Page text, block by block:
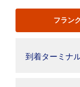
フラン
到着ターミナ